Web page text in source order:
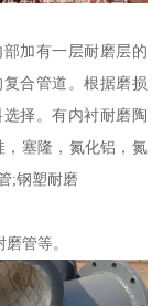
加有一层耐磨层的
合管道。根据磨损
择。有内衬耐磨陶
塞隆，氮化铝，氮
;钢塑耐磨
管等。